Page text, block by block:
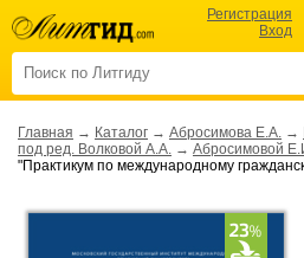
Регистрация
Вход
Главная → Каталог → Абросимова Е.А. →
под ред. Волковой А.А. → Абросимовой
"Практикум по международному